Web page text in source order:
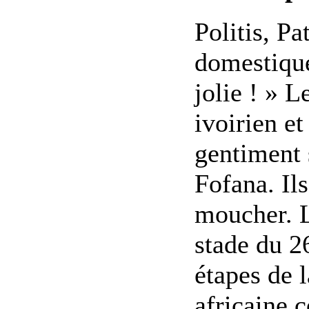
Politis,
jolie ! »
ivoirien et
gentiment
Fofana.
moucher.
stade du
étapes de